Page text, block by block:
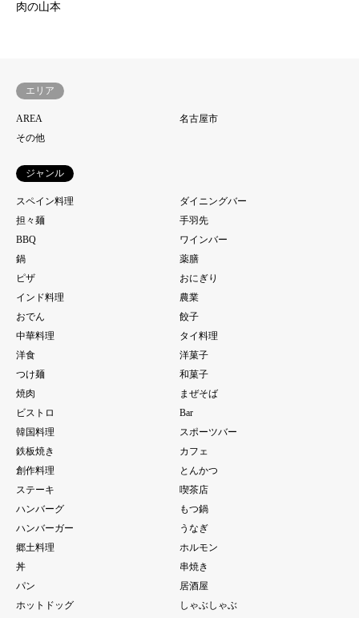
肉の山本
エリア
AREA
名古屋市
その他
ジャンル
スペイン料理
ダイニングバー
担々麺
手羽先
BBQ
ワインバー
鍋
薬膳
ピザ
おにぎり
インド料理
農業
おでん
餃子
中華料理
タイ料理
洋食
洋菓子
つけ麺
和菓子
焼肉
まぜそば
ビストロ
Bar
韓国料理
スポーツバー
鉄板焼き
カフェ
創作料理
とんかつ
ステーキ
喫茶店
ハンバーグ
もつ鍋
ハンバーガー
うなぎ
郷土料理
ホルモン
丼
串焼き
パン
居酒屋
ホットドッグ
しゃぶしゃぶ